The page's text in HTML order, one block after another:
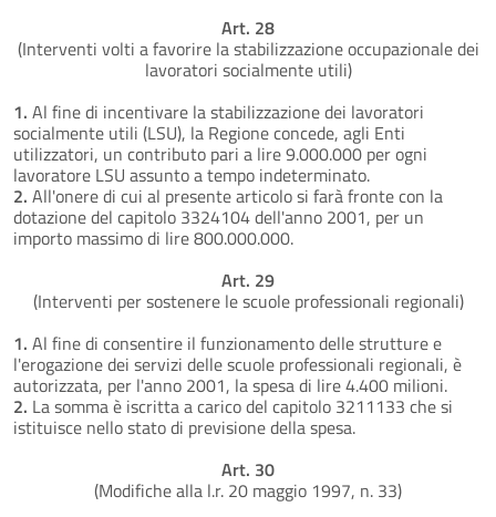
Art. 28
(Interventi volti a favorire la stabilizzazione occupazionale dei
lavoratori socialmente utili)
1. Al fine di incentivare la stabilizzazione dei lavoratori
socialmente utili (LSU), la Regione concede, agli Enti
utilizzatori, un contributo pari a lire 9.000.000 per ogni
lavoratore LSU assunto a tempo indeterminato.
2. All'onere di cui al presente articolo si farà fronte con la
dotazione del capitolo 3324104 dell'anno 2001, per un
importo massimo di lire 800.000.000.
Art. 29
(Interventi per sostenere le scuole professionali regionali)
1. Al fine di consentire il funzionamento delle strutture e
l'erogazione dei servizi delle scuole professionali regionali, è
autorizzata, per l'anno 2001, la spesa di lire 4.400 milioni.
2. La somma è iscritta a carico del capitolo 3211133 che si
istituisce nello stato di previsione della spesa.
Art. 30
(Modifiche alla l.r. 20 maggio 1997, n. 33)